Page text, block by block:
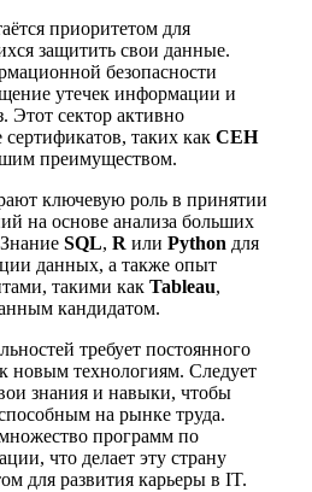
приоритетом для
защитить свои данные.
безопасности
утечек информации и
Этот сектор активно
сертификатов, таких как CEH
преимуществом.
ключевую роль в принятии
на основе анализа больших
SQL, R или Python для
данных, а также опыт
такими как Tableau,
кандидатом.
требует постоянного
новым технологиям. Следует
знания и навыки, чтобы
на рынке труда.
программ по
что делает эту страну
для развития карьеры в IT.